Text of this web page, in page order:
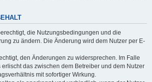
die Nutzungsbedingungen und die
zu ändern. Die Änderung wird dem Nutzer per E-
den Änderungen zu widersprechen. Im Falle
das zwischen dem Betreiber und dem Nutzer
mit sofortiger Wirkung.